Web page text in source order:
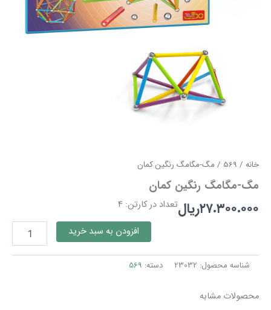
خانه /
569 / مگ-مگامگ رنگین کمان
مگ-مگامگ رنگین کمان
۲۷.۳۰۰.۰۰۰ریالتعداد در کارتن: 4
مگامگ
افزودن به سبد خرید
شناسه محصول: 23032 دسته: 569
محصولات مشابه